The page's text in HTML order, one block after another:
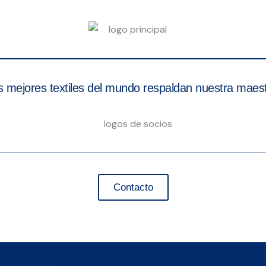
mejores textiles del mundo respaldan nuestra
Contacto